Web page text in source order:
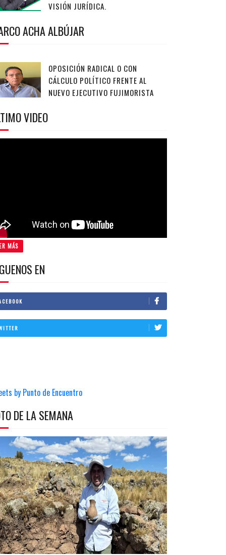
VISIÓN JURÍDICA.
ACHA ALBÚJAR
OPOSICIÓN RADICAL O CON
CÁLCULO POLÍTICO FRENTE AL
NUEVO EJECUTIVO FUJIMORISTA
VIDEO
MÁS
EN
by Punto de Encuentro
DE LA SEMANA